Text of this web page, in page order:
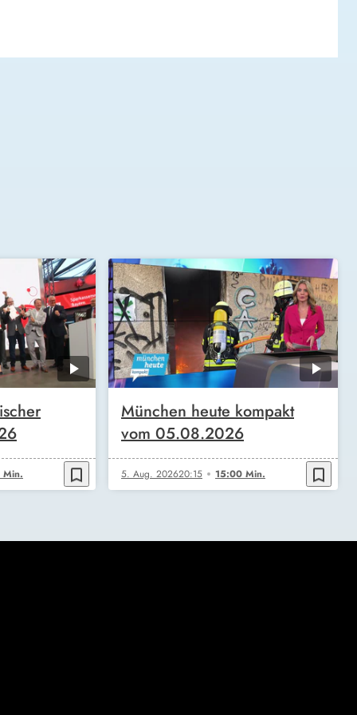
bookmark_border
München heute kompakt
vom 05.08.2026
5. Aug. 202620:15 15:00 Min. bookmark_border